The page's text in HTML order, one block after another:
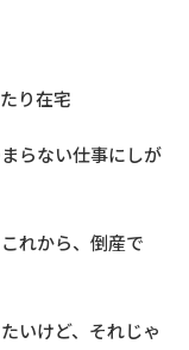
り在宅
らない仕事にしが
れから、倒産で
いけど、それじゃ